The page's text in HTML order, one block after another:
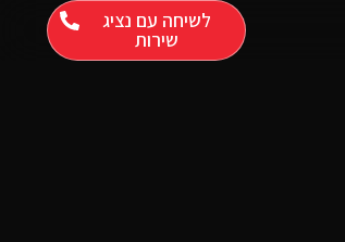
לשיחה עם נציג
שירות